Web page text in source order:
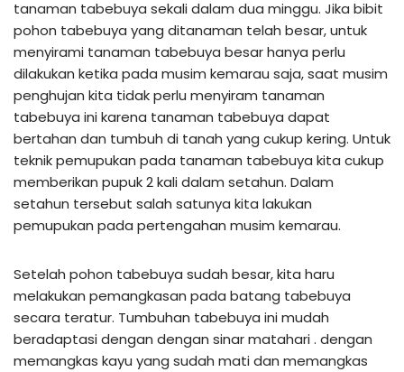
tanaman tabebuya sekali dalam dua minggu. Jika bibit
pohon tabebuya yang ditanaman telah besar, untuk
menyirami tanaman tabebuya besar hanya perlu
dilakukan ketika pada musim kemarau saja, saat musim
penghujan kita tidak perlu menyiram tanaman
tabebuya ini karena tanaman tabebuya dapat
bertahan dan tumbuh di tanah yang cukup kering. Untuk
teknik pemupukan pada tanaman tabebuya kita cukup
memberikan pupuk 2 kali dalam setahun. Dalam
setahun tersebut salah satunya kita lakukan
pemupukan pada pertengahan musim kemarau.
Setelah pohon tabebuya sudah besar, kita haru
melakukan pemangkasan pada batang tabebuya
secara teratur. Tumbuhan tabebuya ini mudah
beradaptasi dengan dengan sinar matahari . dengan
memangkas kayu yang sudah mati dan memangkas